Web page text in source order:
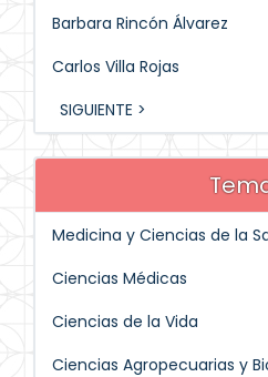
Barbara Rincón Álvarez
Carlos Villa Rojas
SIGUIENTE >
Medicina y Ciencias de la
Ciencias Médicas
Ciencias de la Vida
Ciencias Agropecuarias y